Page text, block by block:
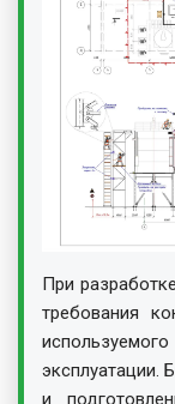
При
требования
эксплуатации.
и